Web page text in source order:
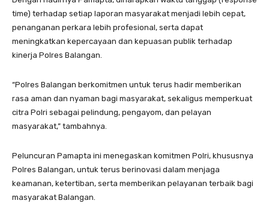
time) terhadap setiap laporan masyarakat menjadi lebih cepat,
penanganan perkara lebih profesional, serta dapat
meningkatkan kepercayaan dan kepuasan publik terhadap
kinerja Polres Balangan.
“Polres Balangan berkomitmen untuk terus hadir memberikan
rasa aman dan nyaman bagi masyarakat, sekaligus memperkuat
citra Polri sebagai pelindung, pengayom, dan pelayan
masyarakat,” tambahnya.
Peluncuran Pamapta ini menegaskan komitmen Polri, khususnya
Polres Balangan, untuk terus berinovasi dalam menjaga
keamanan, ketertiban, serta memberikan pelayanan terbaik bagi
masyarakat Balangan.